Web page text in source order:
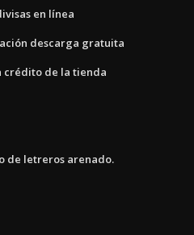
en línea
descarga gratuita
crédito de la tienda
de letreros arenado.